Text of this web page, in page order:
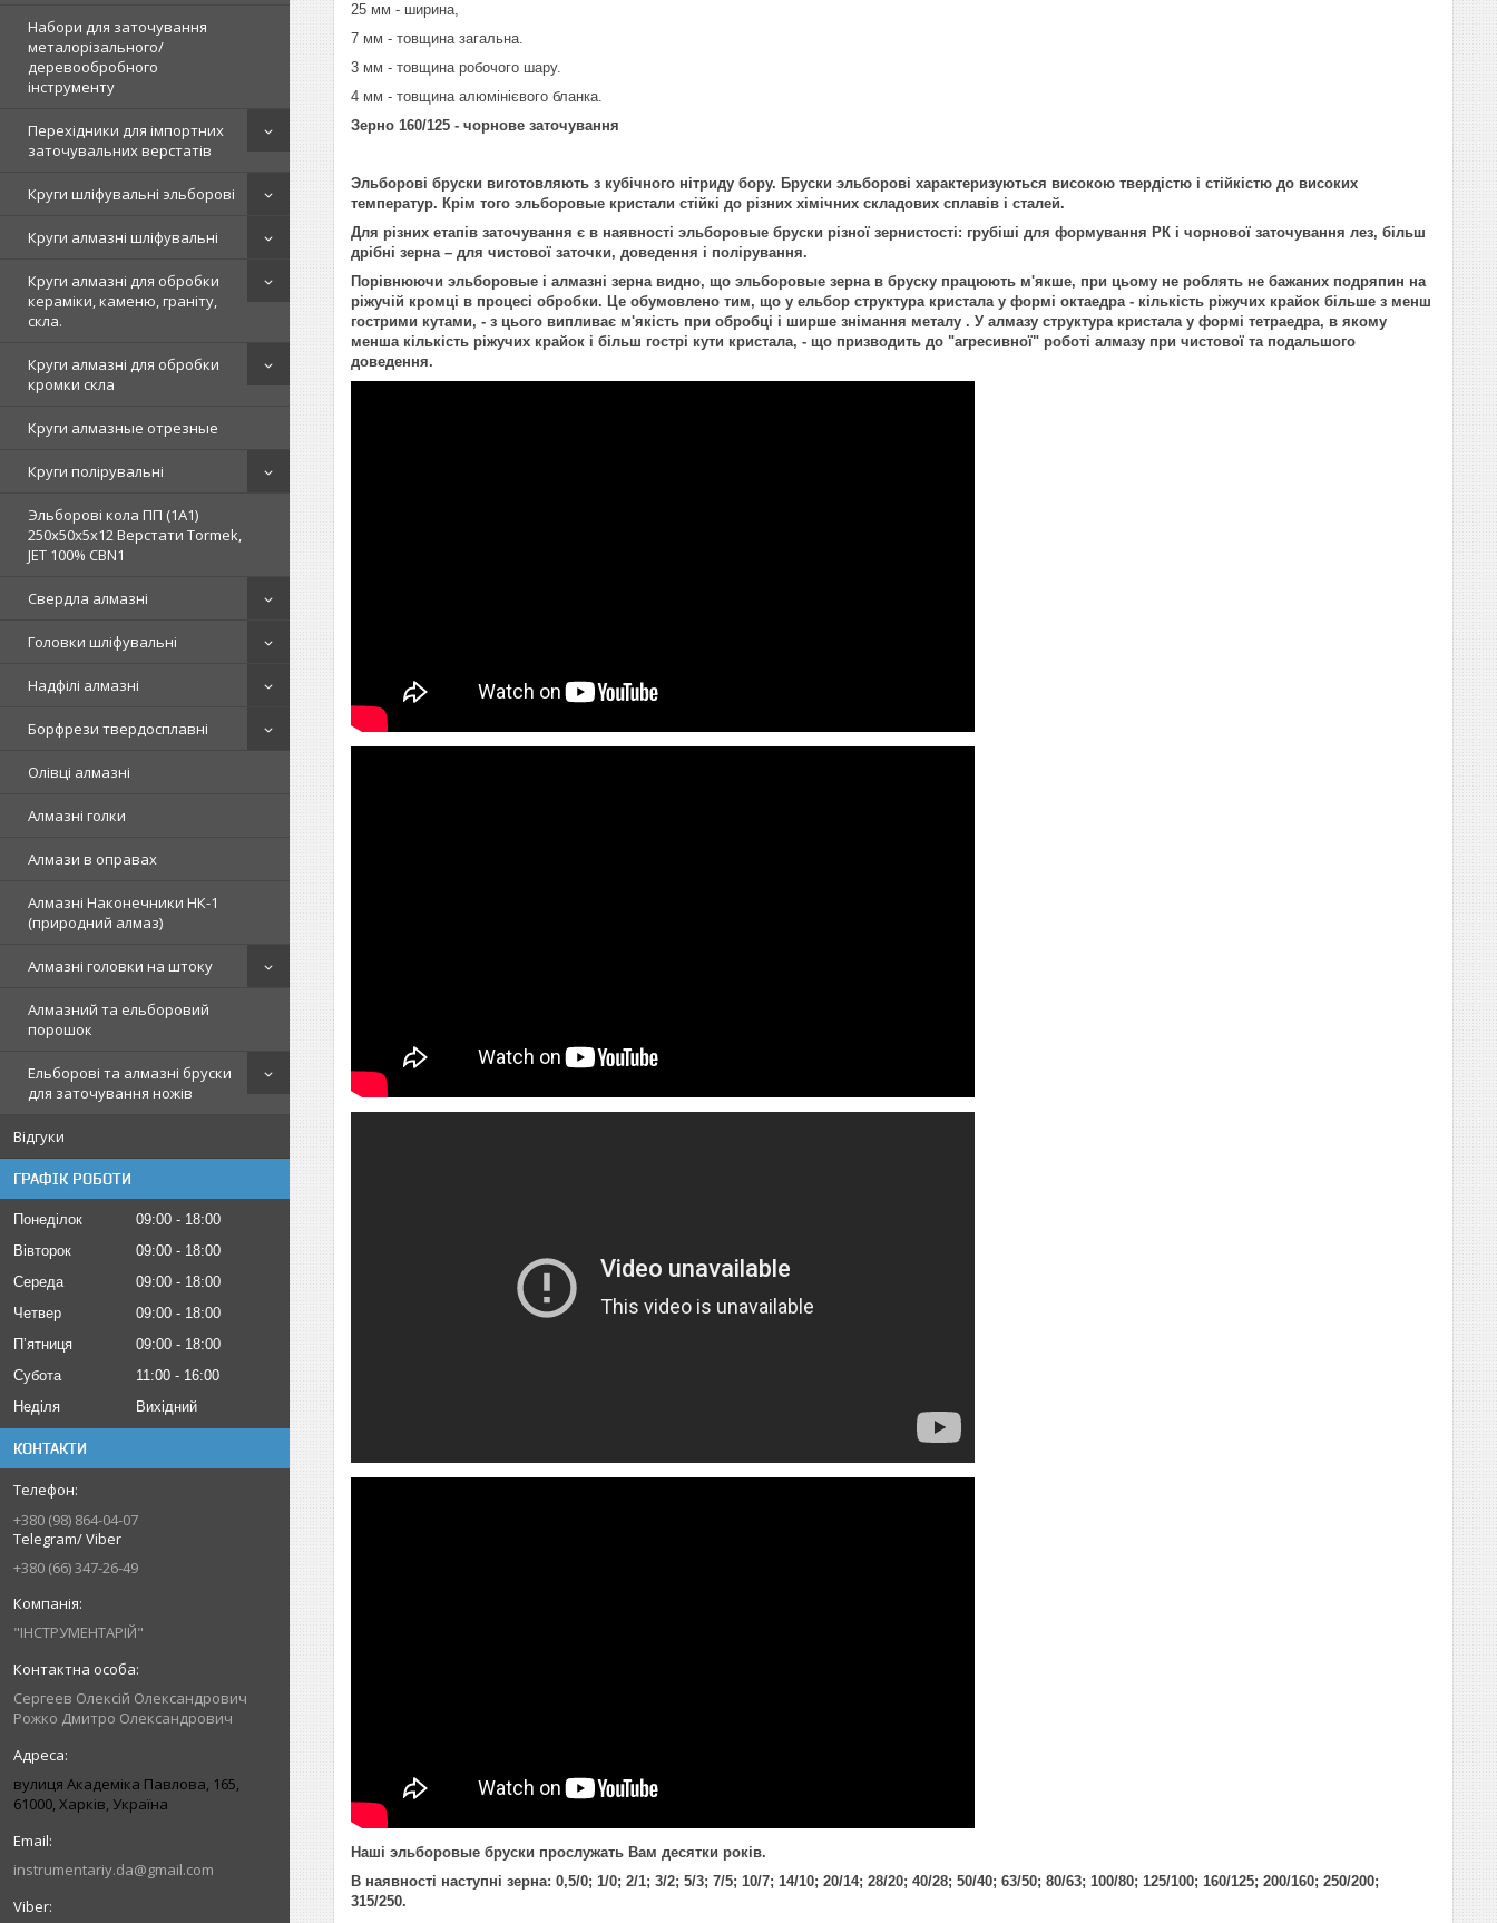
Набори для заточування
металорізального/
деревообробного
інструменту
Перехідники для імпортних
заточувальних верстатів
Круги шліфувальні эльборові
Круги алмазні шліфувальні
Круги алмазні для обробки
кераміки, каменю, граніту,
скла.
Круги алмазні для обробки
кромки скла
Круги алмазные отрезные
Круги полірувальні
Эльборові кола ПП (1А1)
250х50х5х12 Верстати Tormek,
JET 100% СВN1
Свердла алмазні
Головки шліфувальні
Надфілі алмазні
Борфрези твердосплавні
Олівці алмазні
Алмазні голки
Алмази в оправах
Алмазні Наконечники НК-1
(природний алмаз)
Алмазні головки на штоку
Алмазний та ельборовий
порошок
Ельборові та алмазні бруски
для заточування ножів
Відгуки
ГРАФІК РОБОТИ
Понеділок 09:00
18:00
Вівторок
09:00
18:00
Середа
09:00
18:00
Четвер
09:00
18:00
Пʼятниця
09:00
18:00
Субота
11:00
16:00
Неділя
Вихідний
КОНТАКТИ
+380 (98) 864-04-07
Telegram/ Viber
+380 (66) 347-26-49
"ІНСТРУМЕНТАРІЙ"
Сергеев Олексій Олександрович
Рожко Дмитро Олександрович
вулиця Академіка Павлова, 165,
61000, Харків, Україна
instrumentariy.da@gmail.com
25 мм - ширина,
7 мм - товщина загальна.
3 мм - товщина робочого шару.
4 мм - товщина алюмінієвого бланка.
Зерно 160/125 - чорнове заточування
Эльборові бруски виготовляють з кубічного нітриду бору. Бруски эльборові характеризуються високою твердістю і стійкістю до високих
температур. Крім того эльборовые кристали стійкі до різних хімічних складових сплавів і сталей.
Для різних етапів заточування є в наявності эльборовые бруски різної зернистості: грубіші для формування РК і чорнової заточування лез, більш
дрібні зерна – для чистової заточки, доведення і полірування.
Порівнюючи эльборовые і алмазні зерна видно, що эльборовые зерна в бруску працюють м'якше, при цьому не роблять не бажаних подряпин на
ріжучій кромці в процесі обробки. Це обумовлено тим, що у ельбор структура кристала у формі октаедра - кількість ріжучих крайок більше з менш
гострими кутами, - з цього випливає м'якість при обробці і ширше знімання металу . У алмазу структура кристала у формі тетраедра, в якому
менша кількість ріжучих крайок і більш гострі кути кристала, - що призводить до "агресивної" роботі алмазу при чистової та подальшого
доведення.
Наші эльборовые бруски прослужать Вам десятки років.
В наявності наступні зерна: 0,5/0; 1/0; 2/1; 3/2; 5/3; 7/5; 10/7; 14/10; 20/14; 28/20; 40/28; 50/40; 63/50; 80/63; 100/80; 125/100; 160/125; 200/160; 250/200;
315/250.